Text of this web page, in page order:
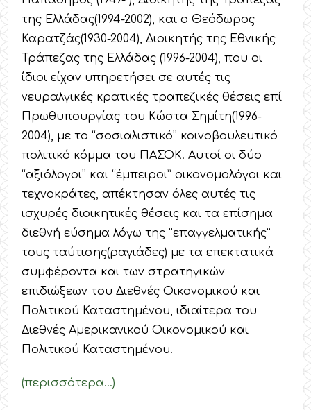
της Ελλάδας(1994-2002), και ο Θεόδωρος
Καρατζάς(1930-2004), Διοικητής της Εθνικής
Τράπεζας της Ελλάδας (1996-2004), που οι
ίδιοι είχαν υπηρετήσει σε αυτές τις
νευραλγικές κρατικές τραπεζικές θέσεις επί
Πρωθυπουργίας του Κώστα Σημίτη(1996-
2004), με το “σοσιαλιστικό” κοινοβουλευτικό
πολιτικό κόμμα του ΠΑΣΟΚ. Αυτοί οι δύο
“αξιόλογοι” και “έμπειροι” οικονομολόγοι και
τεχνοκράτες, απέκτησαν όλες αυτές τις
ισχυρές διοικητικές θέσεις και τα επίσημα
διεθνή εύσημα λόγω της “επαγγελματικής”
τους ταύτισης(ραγιάδες) με τα επεκτατικά
συμφέροντα και των στρατηγικών
επιδιώξεων του Διεθνές Οικονομικού και
Πολιτικού Καταστημένου, ιδιαίτερα του
Διεθνές Αμερικανικού Οικονομικού και
Πολιτικού Καταστημένου.
(περισσότερα…)